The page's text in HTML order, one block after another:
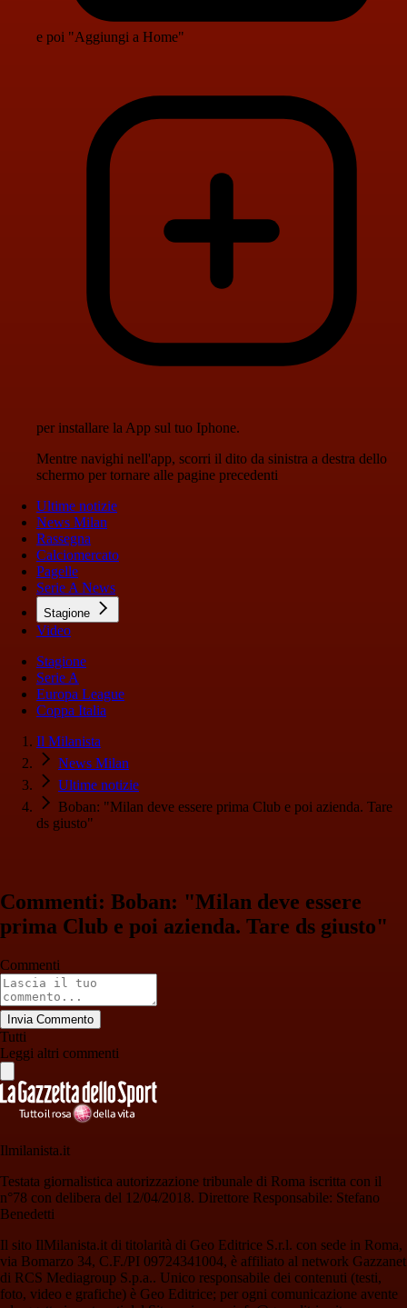
e poi "Aggiungi a Home"
per installare la App sul tuo Iphone.
Mentre navighi nell'app, scorri il dito da sinistra a destra dello
schermo per tornare alle pagine precedenti
Ultime notizie
News Milan
Rassegna
Calciomercato
Pagelle
Serie A News
Stagione
Video
Stagione
Serie A
Europa League
Coppa Italia
Il Milanista
News Milan
Ultime notizie
Boban: "Milan deve essere prima Club e poi azienda. Tare
ds giusto"
Commenti: Boban: "Milan deve essere
prima Club e poi azienda. Tare ds giusto"
Commenti
Invia Commento
Tutti
Leggi altri commenti
Ilmilanista.it
Testata giornalistica autorizzazione tribunale di Roma iscritta con il
n°78 con delibera del 12/04/2018. Direttore Responsabile: Stefano
Benedetti
Il sito IlMilanista.it di titolarità di Geo Editrice S.r.l. con sede in Roma,
via Bomarzo 34, C.F./PI 09724341004, è affiliato al network Gazzanet
di RCS Mediagroup S.p.a.. Unico responsabile dei contenuti (testi,
foto, video e grafiche) è Geo Editrice; per ogni comunicazione avente